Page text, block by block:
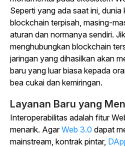
Seperti yang ada saat ini, dunia
blockchain terpisah, masing-
aturan dan normanya sendiri.
menghubungkan blockchain
jaringan yang dihasilkan akan
baru yang luar biasa kepada
bea cukai dan kemiringan.
Layanan Baru yang
Interoperabilitas adalah fitur
menarik. AgarWeb 3.0 dapat
mainstream, kontrak pintar,